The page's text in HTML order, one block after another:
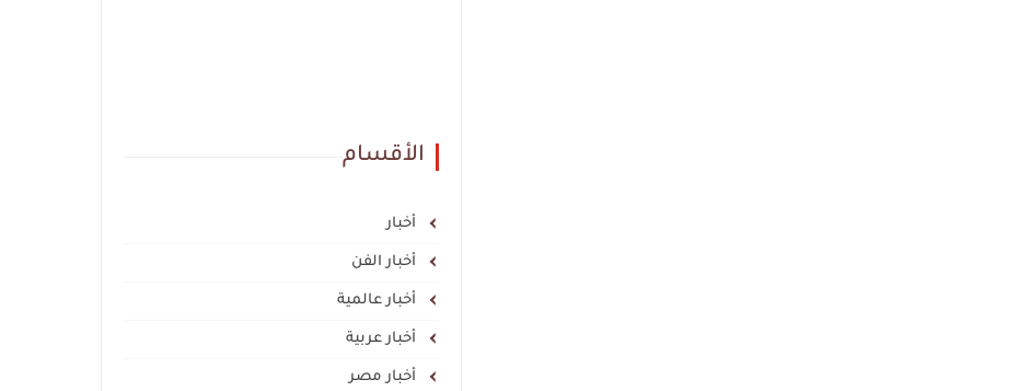
الأقسام
أخبار
أخبار الفن
أخبار عالمية
أخبار عربية
أخبار مصر